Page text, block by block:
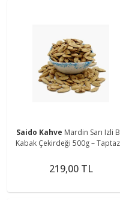
Saido Kahve Mardin Sarı Izli
Kabak Çekirdeği 500g –
219,00 TL